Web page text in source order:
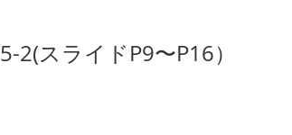
5-2(スライドP9〜P16）